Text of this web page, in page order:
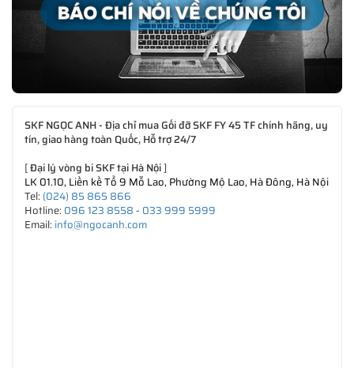
SKF NGỌC ANH - Địa chỉ mua Gối đỡ SKF FY 45 TF chính hãng, uy
tín, giao hàng toàn Quốc, Hỗ trợ 24/7
[Đại lý vòng bi SKF tại Hà Nội]
LK 01.10, Liền kề Tổ 9 Mỗ Lao, Phường Mộ Lao, Hà Đông, Hà Nội
Tel: (024) 85 865 866
Hotline: 096 123 8558- 033 999 5999
Email: info@ngocanh.com